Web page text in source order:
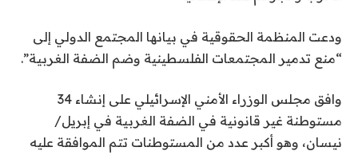
ودعت المنظمة الحقوقية في بيانها المجتمع الدولي إلى
“منع تدمير المجتمعات الفلسطينية وضم الضفة الغربية”.
وافق مجلس الوزراء الأمني ​​الإسرائيلي على إنشاء 34
مستوطنة غير قانونية في الضفة الغربية في إبريل/
نيسان، وهو أكبر عدد من المستوطنات تتم الموافقة عليه